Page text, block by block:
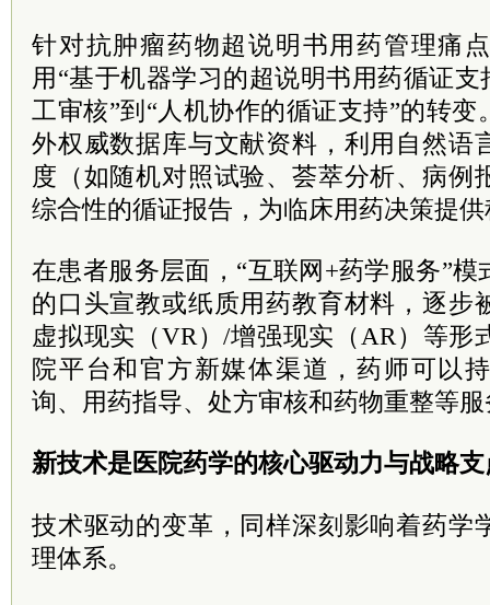
针对抗肿瘤药物超说明书用药管理痛
用“基于机器学习的超说明书用药循证支
工审核”到“人机协作的循证支持”的转
外权威数据库与文献资料，利用自然语
度（如随机对照试验、荟萃分析、病例
综合性的循证报告，为临床用药决策提
在患者服务层面，“互联网+药学服务”
的口头宣教或纸质用药教育材料，逐步
虚拟现实（VR）/增强现实（AR）等形
院平台和官方新媒体渠道，药师可以
询、用药指导、处方审核和药物重整等
新技术是医院药学的核心驱动力与战略支
技术驱动的变革，同样深刻影响着药学
理体系。